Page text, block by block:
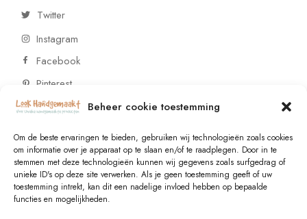
Beheer cookie toestemming
Om de beste ervaringen te bieden, gebruiken wij technologieën zoals cookies
om informatie over je apparaat op te slaan en/of te raadplegen. Door in te
stemmen met deze technologieën kunnen wij gegevens zoals surfgedrag of
unieke ID's op deze site verwerken. Als je geen toestemming geeft of uw
toestemming intrekt, kan dit een nadelige invloed hebben op bepaalde
functies en mogelijkheden.
Twitter
Instagram
Facebook
Pinterest
CONTACT
Vragen of wensen? Neem contact op!
+31 (0)6 229 021 29